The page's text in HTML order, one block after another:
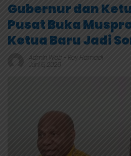
Gubernur dan
Pusat Buka
Ketua Baru Jadi
Admin Web- Roy Hamadi
Juni 5, 2026